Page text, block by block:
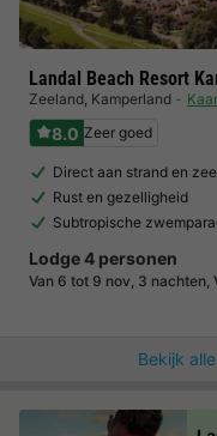
Landal Beach Resort
Zeeland, Kamperland
8.0 Zeer goed
Direct aan strand en zee
Rust en gezelligheid
Subtropische
Lodge 4 personen
Van 6 tot 9 nov, 3 nachten,
Bekijk